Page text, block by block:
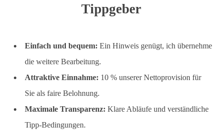
Tippgeber
Einfach und bequem: Ein Hinweis genügt, ich übernehme
die weitere Bearbeitung.
Attraktive Einnahme: 10 % unserer Nettoprovision für
Sie als faire Belohnung.
Maximale Transparenz: Klare Abläufe und verständliche
Tipp-Bedingungen.